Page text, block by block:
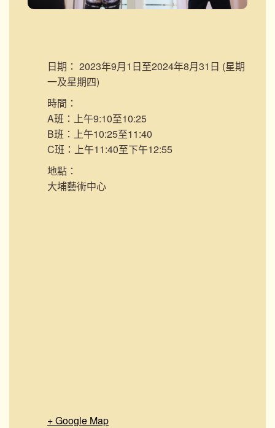
日期： 2023年9月1日至2024年8月31日 (星期
一及星期四)
時間：
A班：上午9:10至10:25
B班：上午10:25至11:40
C班：上午11:40至下午12:55
地點：
大埔藝術中心
+ Google Map